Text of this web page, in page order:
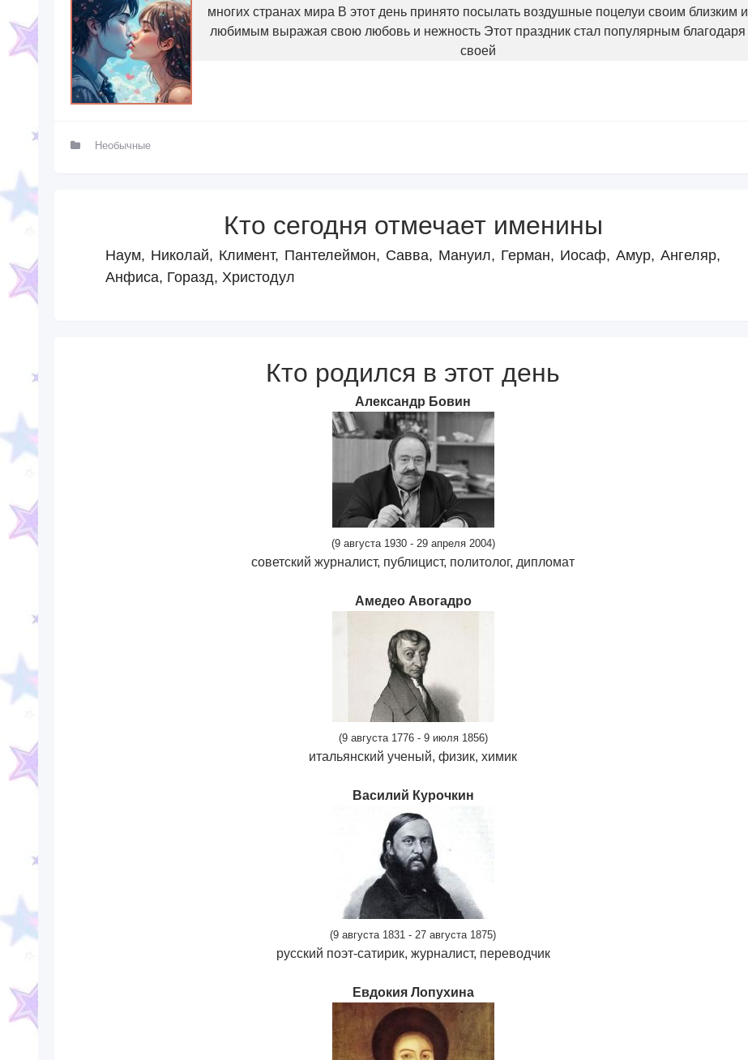
многих странах мира В этот день принято посылать воздушные поцелуи своим близким и
любимым выражая свою любовь и нежность Этот праздник стал популярным благодаря
своей
Необычные
Кто сегодня отмечает именины
Наум, Николай, Климент, Пантелеймон, Савва, Мануил, Герман, Иосаф, Амур, Ангеляр,
Анфиса, Горазд, Христодул
Кто родился в этот день
Александр Бовин
(9 августа 1930 - 29 апреля 2004)
советский журналист, публицист, политолог, дипломат
Амедео Авогадро
(9 августа 1776 - 9 июля 1856)
итальянский ученый, физик, химик
Василий Курочкин
(9 августа 1831 - 27 августа 1875)
русский поэт-сатирик, журналист, переводчик
Евдокия Лопухина